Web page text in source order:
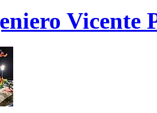
Vicente